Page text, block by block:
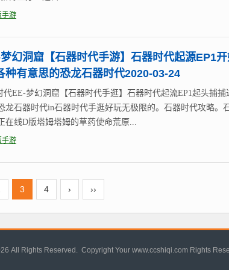
手游
幻洞窟【石器时代手游】石器时代起源EP1
种有意思的恐龙石器时代2020-03-24
代EE-梦幻洞窟【石器时代手逛】石器时代起流EP1起头捕捕
龙石器时代in石器时代手逛好玩无极限的。石器时代攻略。
在线D版塔姆塔姆的草药使命荒原...
手游
3 4 › ››
All Rights Reserved. Copyright Your www.ccshiqi.com Rights